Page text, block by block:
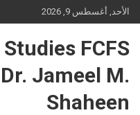
Skip
to
الأحد, أغسطس 9, 2026
FCFS
Jameel M.
Shaheen